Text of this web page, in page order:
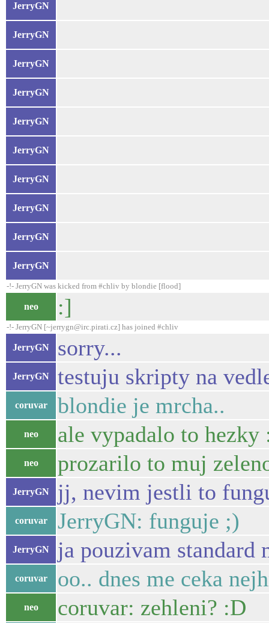
JerryGN
JerryGN
JerryGN
JerryGN
JerryGN
JerryGN
JerryGN
JerryGN
JerryGN
JerryGN
-!- JerryGN was kicked from #chliv by blondie [flood]
neo :]
-!- JerryGN [~jerrygn@irc.pirati.cz] has joined #chliv
JerryGN sorry...
JerryGN testuju skripty na
coruvar blondie je mrcha..
neo ale vypadalo to hezky
neo prozarilo to muj
JerryGN jj, nevim jestli to
coruvar JerryGN: funguje ;)
JerryGN ja pouzivam standard
coruvar oo.. dnes me ceka
neo coruvar: zehleni? :D